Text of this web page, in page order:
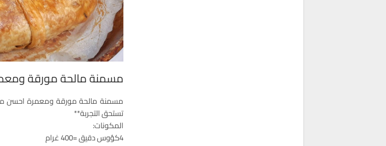
مسمنة مالحة مورقة
تستحق التجربة**
المكونات:
4كؤوس دقيق =400 غرام